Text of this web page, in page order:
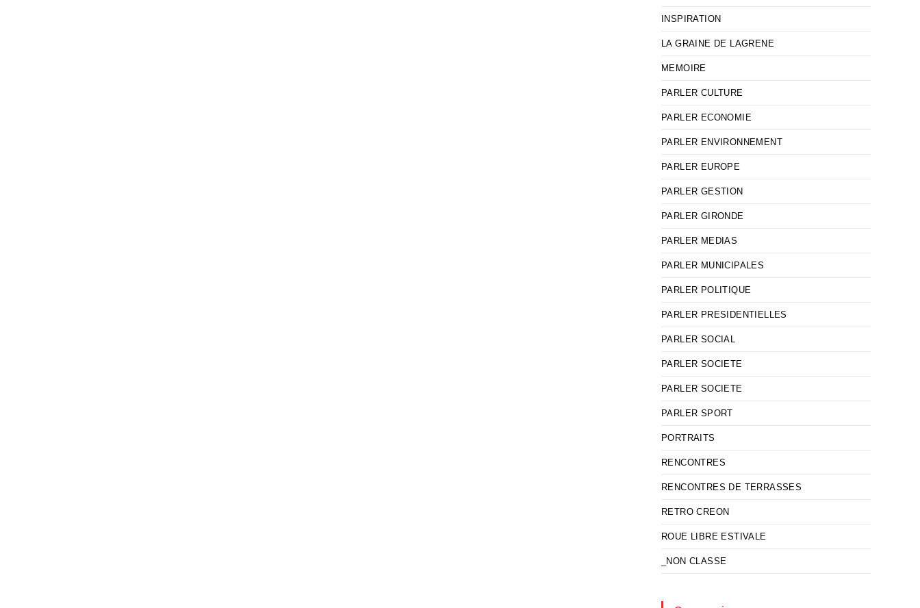
INSPIRATION
LA GRAINE DE LAGRENE
MEMOIRE
PARLER CULTURE
PARLER ECONOMIE
PARLER ENVIRONNEMENT
PARLER EUROPE
PARLER GESTION
PARLER GIRONDE
PARLER MEDIAS
PARLER MUNICIPALES
PARLER POLITIQUE
PARLER PRESIDENTIELLES
PARLER SOCIAL
PARLER SOCIETE
PARLER SOCIETE
PARLER SPORT
PORTRAITS
RENCONTRES
RENCONTRES DE TERRASSES
RETRO CREON
ROUE LIBRE ESTIVALE
_NON CLASSE